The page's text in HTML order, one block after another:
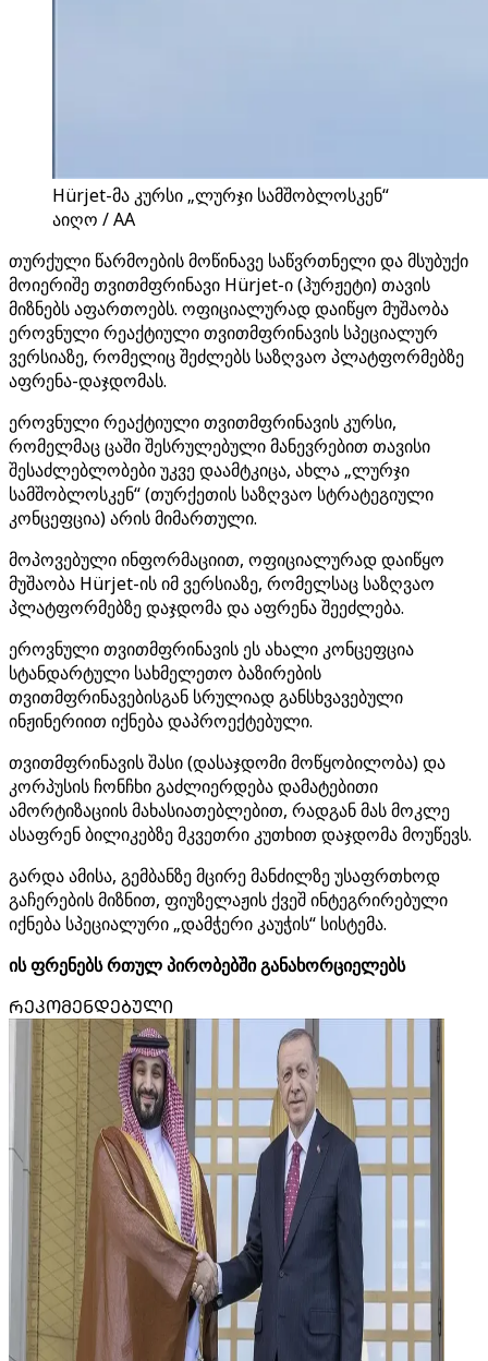
Hürjet-მა კურსი „ლურჯი სამშობლოსკენ“
აიღო / AA
თურქული წარმოების მოწინავე საწვრთნელი და მსუბუქი
მოიერიშე თვითმფრინავი Hürjet-ი (ჰურჟეტი) თავის
მიზნებს აფართოებს. ოფიციალურად დაიწყო მუშაობა
ეროვნული რეაქტიული თვითმფრინავის სპეციალურ
ვერსიაზე, რომელიც შეძლებს საზღვაო პლატფორმებზე
აფრენა-დაჯდომას.
ეროვნული რეაქტიული თვითმფრინავის კურსი,
რომელმაც ცაში შესრულებული მანევრებით თავისი
შესაძლებლობები უკვე დაამტკიცა, ახლა „ლურჯი
სამშობლოსკენ“ (თურქეთის საზღვაო სტრატეგიული
კონცეფცია) არის მიმართული.
მოპოვებული ინფორმაციით, ოფიციალურად დაიწყო
მუშაობა Hürjet-ის იმ ვერსიაზე, რომელსაც საზღვაო
პლატფორმებზე დაჯდომა და აფრენა შეეძლება.
ეროვნული თვითმფრინავის ეს ახალი კონცეფცია
სტანდარტული სახმელეთო ბაზირების
თვითმფრინავებისგან სრულიად განსხვავებული
ინჟინერიით იქნება დაპროექტებული.
თვითმფრინავის შასი (დასაჯდომი მოწყობილობა) და
კორპუსის ჩონჩხი გაძლიერდება დამატებითი
ამორტიზაციის მახასიათებლებით, რადგან მას მოკლე
ასაფრენ ბილიკებზე მკვეთრი კუთხით დაჯდომა მოუწევს.
გარდა ამისა, გემბანზე მცირე მანძილზე უსაფრთხოდ
გაჩერების მიზნით, ფიუზელაჟის ქვეშ ინტეგრირებული
იქნება სპეციალური „დამჭერი კაუჭის“ სისტემა.
ის ფრენებს რთულ პირობებში განახორციელებს
ᲠᲔᲙᲝᲛᲔᲜᲓᲔᲑᲣᲚᲘ